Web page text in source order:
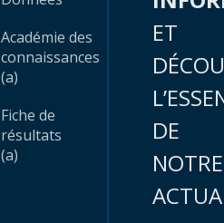
Académie des
connaissances
(a)
Fiche de
résultats
(a)
ET
DE
NOTRE